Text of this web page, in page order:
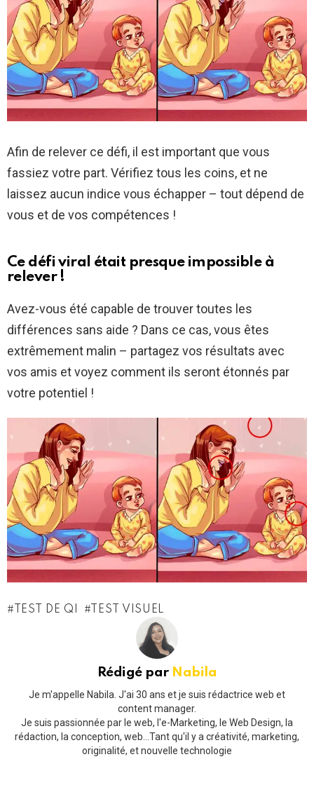
Afin de relever ce défi, il est important que vous
fassiez votre part. Vérifiez tous les coins, et ne
laissez aucun indice vous échapper – tout dépend de
vous et de vos compétences !
Ce défi viral était presque impossible à
relever !
Avez-vous été capable de trouver toutes les
différences sans aide ? Dans ce cas, vous êtes
extrêmement malin – partagez vos résultats avec
vos amis et voyez comment ils seront étonnés par
votre potentiel !
TEST DE QI TEST VISUEL
Rédigé par Nabila
Je m'appelle Nabila. J'ai 30 ans et je suis rédactrice web et
content manager.
Je suis passionnée par le web, l'e-Marketing, le Web Design, la
rédaction, la conception, web...Tant qu'il y a créativité, marketing,
originalité, et nouvelle technologie